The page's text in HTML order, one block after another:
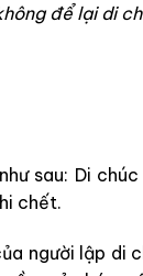
để lại di
sau: Di
chết.
người lập di